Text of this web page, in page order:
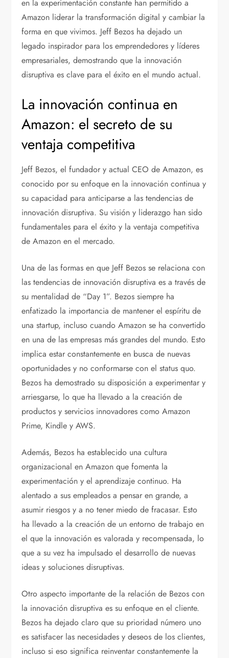
en la experimentación constante han permitido a
Amazon liderar la transformación digital y cambiar la
forma en que vivimos. Jeff Bezos ha dejado un
legado inspirador para los emprendedores y líderes
empresariales, demostrando que la innovación
disruptiva es clave para el éxito en el mundo actual.
La innovación continua en
Amazon: el secreto de su
ventaja competitiva
Jeff Bezos, el fundador y actual CEO de Amazon, es
conocido por su enfoque en la innovación continua y
su capacidad para anticiparse a las tendencias de
innovación disruptiva. Su visión y liderazgo han sido
fundamentales para el éxito y la ventaja competitiva
de Amazon en el mercado.
Una de las formas en que Jeff Bezos se relaciona con
las tendencias de innovación disruptiva es a través de
su mentalidad de “Day 1”. Bezos siempre ha
enfatizado la importancia de mantener el espíritu de
una startup, incluso cuando Amazon se ha convertido
en una de las empresas más grandes del mundo. Esto
implica estar constantemente en busca de nuevas
oportunidades y no conformarse con el status quo.
Bezos ha demostrado su disposición a experimentar y
arriesgarse, lo que ha llevado a la creación de
productos y servicios innovadores como Amazon
Prime, Kindle y AWS.
Además, Bezos ha establecido una cultura
organizacional en Amazon que fomenta la
experimentación y el aprendizaje continuo. Ha
alentado a sus empleados a pensar en grande, a
asumir riesgos y a no tener miedo de fracasar. Esto
ha llevado a la creación de un entorno de trabajo en
el que la innovación es valorada y recompensada, lo
que a su vez ha impulsado el desarrollo de nuevas
ideas y soluciones disruptivas.
Otro aspecto importante de la relación de Bezos con
la innovación disruptiva es su enfoque en el cliente.
Bezos ha dejado claro que su prioridad número uno
es satisfacer las necesidades y deseos de los clientes,
incluso si eso significa reinventar constantemente la